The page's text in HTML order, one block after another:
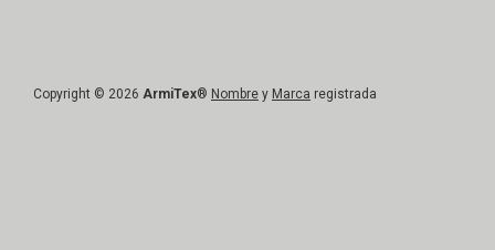
Copyright © 2026 ArmiTex® Nombre y Marca registrada